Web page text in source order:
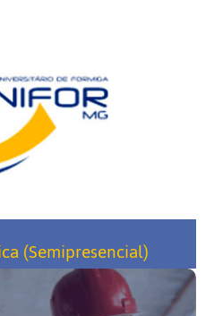
(Semipresencial)